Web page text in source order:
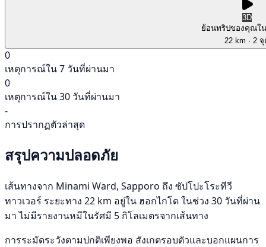
3D
ย้อนทริปของคุณใ
22 km · 2
0
เหตุการณ์ใน 7 วันที่ผ่านมา
0
เหตุการณ์ใน 30 วันที่ผ่านมา
-
การปรากฏตัวล่าสุด
สรุปความปลอดภัย
เส้นทางจาก Minami Ward, Sapporo ถึง ซัปโปะโระทีวี
ทาวเวอร์ ระยะทาง 22 km อยู่ใน ฮอกไกโด ในช่วง 30 วันที่ผ่าน
มา ไม่มีรายงานหมีในรัศมี 5 กิโลเมตรจากเส้นทาง
การระมัดระวังตามปกติเพียงพอ สังเกตรอบตัวและบอกแผนการ